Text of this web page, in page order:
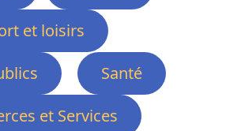
et loisirs
Santé
et Services